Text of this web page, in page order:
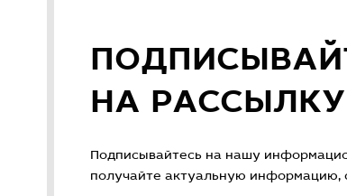
НА РАССЫЛКУ
Подписывайтесь на нашу
получайте актуальную информацию,